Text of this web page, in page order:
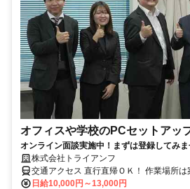
オフィスや学校のPCセットアッ
オンライン面談実施中！まずは登録してみ
1、平日のみ、土日のみ…全部OK！のレア求
株式会社トライアンフ
交通アクセス 直行直帰ＯＫ！ 作業場所
通費100％支給◎ 東北オフィス： 〒984-0042 宮城県仙台市若林区大
日給10,000円～13,000円